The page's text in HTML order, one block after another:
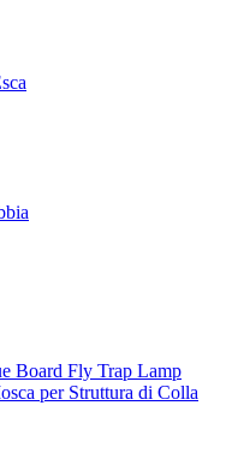
per Struttura di Colla